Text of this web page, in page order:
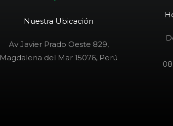
Nuestra Ubicación
Av Javier Prado Oeste 829,
Magdalena del Mar 15076, Perú